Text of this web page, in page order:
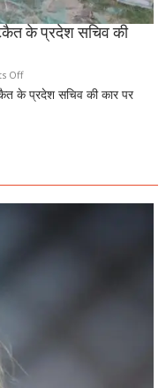
के प्रदेश सचिव की
Offon
Barabanki:
के प्रदेश सचिव की कार पर